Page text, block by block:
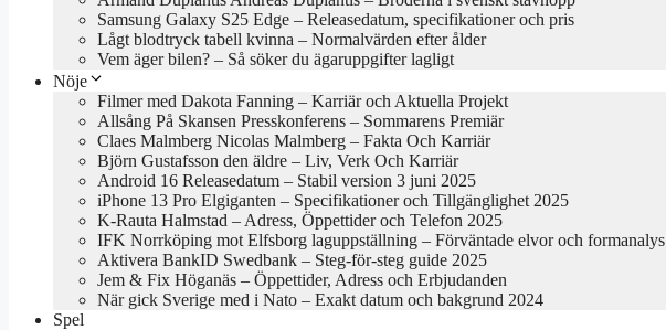
Samsung Galaxy S25 Edge – Releasedatum, specifikationer och pris
Lågt blodtryck tabell kvinna – Normalvärden efter ålder
Vem äger bilen? – Så söker du ägaruppgifter lagligt
Nöje
Filmer med Dakota Fanning – Karriär och Aktuella Projekt
Allsång På Skansen Presskonferens – Sommarens Premiär
Claes Malmberg Nicolas Malmberg – Fakta Och Karriär
Björn Gustafsson den äldre – Liv, Verk Och Karriär
Android 16 Releasedatum – Stabil version 3 juni 2025
iPhone 13 Pro Elgiganten – Specifikationer och Tillgänglighet 2025
K-Rauta Halmstad – Adress, Öppettider och Telefon 2025
IFK Norrköping mot Elfsborg laguppställning – Förväntade elvor och formanalys
Aktivera BankID Swedbank – Steg-för-steg guide 2025
Jem & Fix Höganäs – Öppettider, Adress och Erbjudanden
När gick Sverige med i Nato – Exakt datum och bakgrund 2024
Spel